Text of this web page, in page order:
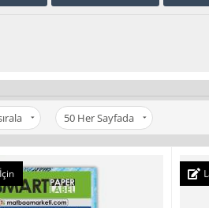
50 Her Sayfada